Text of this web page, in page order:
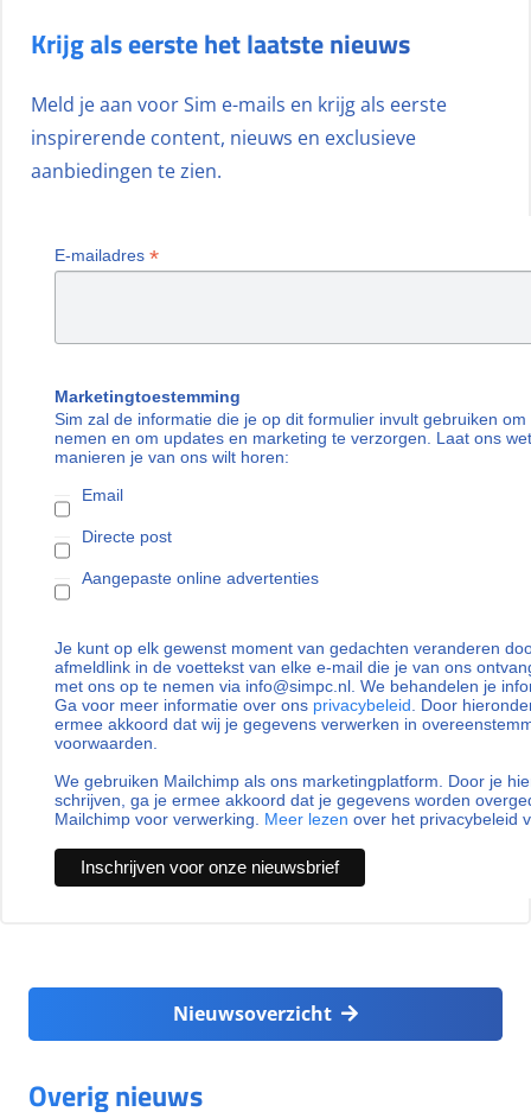
Krijg als eerste het laatste nieuws
Meld je aan voor Sim e-mails en krijg als eerste
inspirerende content, nieuws en exclusieve
aanbiedingen te zien.
E-mailadres *
Marketingtoestemming
Sim zal de informatie die je op dit formulier invult gebruiken
nemen en om updates en marketing te verzorgen. Laat ons
manieren je van ons wilt horen:
Email
Directe post
Aangepaste online advertenties
Je kunt op elk gewenst moment van gedachten veranderen
afmeldlink in de voettekst van elke e-mail die je van ons
met ons op te nemen via info@simpc.nl. We behandelen je
Ga voor meer informatie over ons privacybeleid. Door
ermee akkoord dat wij je gegevens verwerken in
voorwaarden.
We gebruiken Mailchimp als ons marketingplatform. Door je
schrijven, ga je ermee akkoord dat je gegevens worden
Mailchimp voor verwerking. Meer lezen over het privacybeleid
Nieuwsoverzicht
Overig nieuws